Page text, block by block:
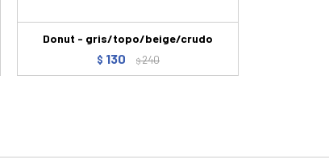
Donut - gris/topo/beige/crudo
$ 130 $240